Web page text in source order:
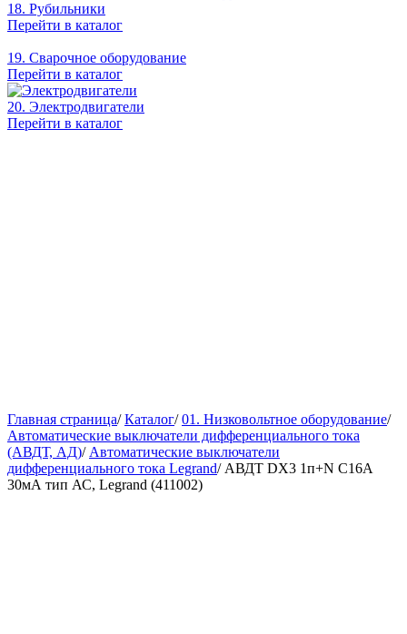
18. Рубильники
Перейти в каталог
19. Сварочное оборудование
Перейти в каталог
20. Электродвигатели
Перейти в каталог
Главная страница/ Каталог/ 01. Низковольтное оборудование/
Автоматические выключатели дифференциального тока
(АВДТ, АД)/ Автоматические выключатели
дифференциального тока Legrand/ АВДТ DX3 1п+N C16А
30мА тип АС, Legrand (411002)